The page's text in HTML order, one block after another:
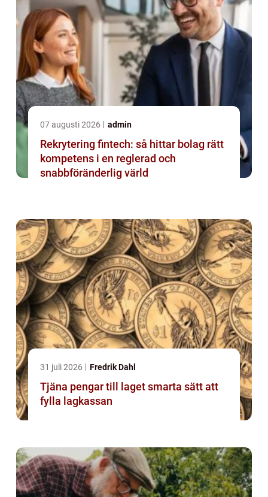
07 augusti 2026 admin
Rekrytering fintech: så hittar bolag rätt
kompetens i en reglerad och
snabbföränderlig värld
31 juli 2026 Fredrik Dahl
Tjäna pengar till laget smarta sätt att
fylla lagkassan